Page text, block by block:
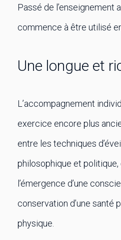
Passé de l’enseignement
commence à être utilisé
Une longue et
L’accompagnement
exercice encore plus
entre les techniques
philosophique et
l’émergence d’une
conservation d’une santé
physique.